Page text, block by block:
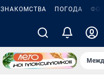
ЗНАКОМСТВА ПОГОДА